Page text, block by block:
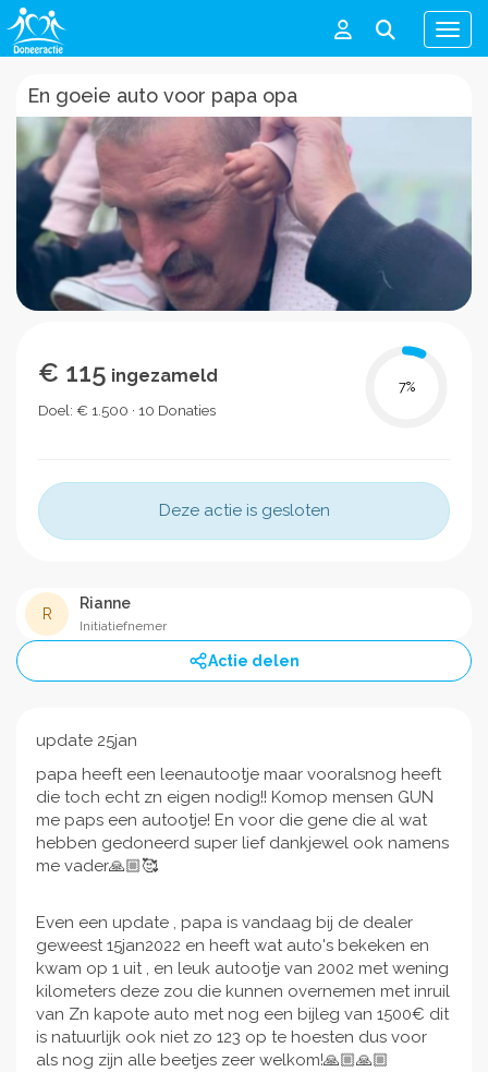
Menu
En goeie auto voor papa opa
€ 115 ingezameld
Doel: € 1.500 · 10 Donaties
7%
Deze actie is gesloten
R
Rianne
Initiatiefnemer
Actie delen
update 25jan
papa heeft een leenautootje maar vooralsnog heeft
die toch echt zn eigen nodig!! Komop mensen GUN
me paps een autootje! En voor die gene die al wat
hebben gedoneerd super lief dankjewel ook namens
me vader🙏🏼🥰
Even een update , papa is vandaag bij de dealer
geweest 15jan2022 en heeft wat auto's bekeken en
kwam op 1 uit , en leuk autootje van 2002 met wening
kilometers deze zou die kunnen overnemen met inruil
van Zn kapote auto met nog een bijleg van 1500€ dit
is natuurlijk ook niet zo 123 op te hoesten dus voor
als nog zijn alle beetjes zeer welkom!🙏🏼🙏🏼